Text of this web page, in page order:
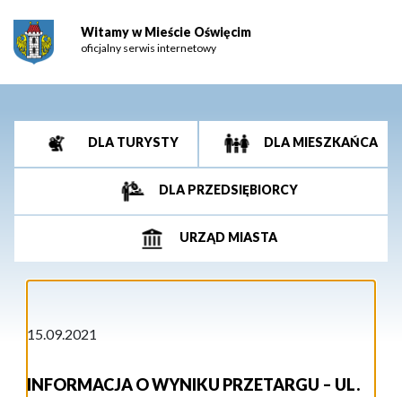
Witamy w Mieście Oświęcim
oficjalny serwis internetowy
DLA TURYSTY DLA MIESZKAŃCA
DLA PRZEDSIĘBIORCY
URZĄD MIASTA
15.09.2021
INFORMACJA O WYNIKU PRZETARGU – UL.